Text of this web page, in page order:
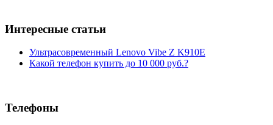
Интересные статьи
Ультрасовременный Lenovo Vibe Z K910E
Какой телефон купить до 10 000 руб.?
Телефоны